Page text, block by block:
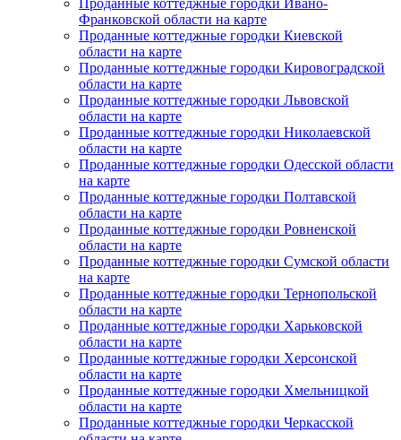
Проданные коттеджные городки Ивано-
Франковской области на карте
Проданные коттеджные городки Киевской
области на карте
Проданные коттеджные городки Кировоградской
области на карте
Проданные коттеджные городки Львовской
области на карте
Проданные коттеджные городки Николаевской
области на карте
Проданные коттеджные городки Одесской области
на карте
Проданные коттеджные городки Полтавской
области на карте
Проданные коттеджные городки Ровненской
области на карте
Проданные коттеджные городки Сумской области
на карте
Проданные коттеджные городки Тернопольской
области на карте
Проданные коттеджные городки Харьковской
области на карте
Проданные коттеджные городки Херсонской
области на карте
Проданные коттеджные городки Хмельницкой
области на карте
Проданные коттеджные городки Черкасской